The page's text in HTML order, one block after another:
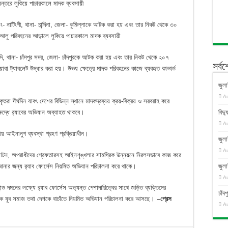
লুকিয়ে পাচারকালে মাদক ব্যবসায়ী
থানা- চান্দিনা, জেলা- কুমিল্লাকে আটক করা হয় এবং তার নিকট থেকে ৩০
আড়ালে লুকিয়ে পাচারকালে মাদক ব্যবসায়ী
থানা- চাঁদপুর সদর, জেলা- চাঁদপুরকে আটক করা হয় এবং তার নিকট থেকে ২০৭
উদ্ধার করা হয়। উভয় ক্ষেত্রে মাদক পরিবহনের কাজে ব্যবহৃত কাভার্ড
দীর্ঘদিন যাবৎ দেশের বিভিন্ন স্থানে মাদকদ্রব্যয় ক্রয়-বিক্রয় ও সরবরাহ করে
র‌্যাবের অভিযান অব্যাহত থাকবে।
আইনানুগ ব্যবস্থা গ্রহণ প্রক্রিয়াধীন।
অপরাধীদের গ্রেফতারসহ আইনশৃঙ্খলার সামগ্রিক উন্নয়নে নিরলসভাবে কাজ করে
জন্য র‌্যাব ফোর্সেস নিয়মিত অভিযান পরিচালনা করে থাকে।
দমনের লক্ষ্যে র‌্যাব ফোর্সেস অত্যন্ত পেশাদারিত্বের সাথে জড়িত ব্যক্তিদের
সমাজ তথা দেশকে বাচাঁতে নিয়মিত অভিযান পরিচালনা করে আসছে। –প্রেস